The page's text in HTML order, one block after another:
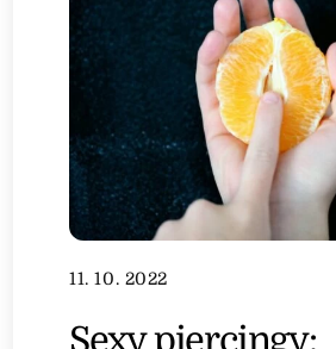
11. 10. 2022
Sexy piercingy: